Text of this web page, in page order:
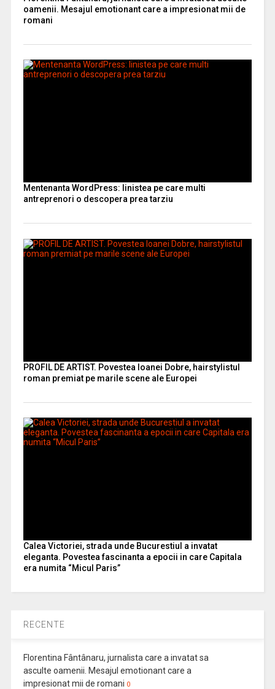
oamenii. Mesajul emotionant care a impresionat mii de
romani
Mentenanta WordPress: linistea pe care multi
antreprenori o descopera prea tarziu
PROFIL DE ARTIST. Povestea Ioanei Dobre, hairstylistul
roman premiat pe marile scene ale Europei
Calea Victoriei, strada unde Bucurestiul a invatat
eleganta. Povestea fascinanta a epocii in care Capitala
era numita “Micul Paris”
RECENTE
Florentina Fântânaru, jurnalista care a invatat sa
asculte oamenii. Mesajul emotionant care a
impresionat mii de romani 0